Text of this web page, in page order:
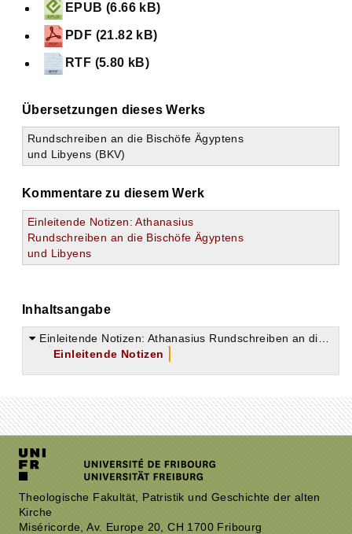
EPUB (6.66 kB)
PDF (21.82 kB)
RTF (5.80 kB)
Übersetzungen dieses Werks
Rundschreiben an die Bischöfe Ägyptens
und Libyens (BKV)
Kommentare zu diesem Werk
Einleitende Notizen: Athanasius
Rundschreiben an die Bischöfe Ägyptens
und Libyens
Inhaltsangabe
Einleitende Notizen: Athanasius Rundschreiben an die Bischöfe Ägyptens und Libyens
Einleitende Notizen
Theologische Fakultät, Patristik und Geschichte der alten
Kirche
Miséricorde, Av. Europe 20, CH 1700 Fribourg